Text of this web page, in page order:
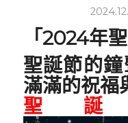
「2024年
聖誕節的
滿滿的祝福
聖